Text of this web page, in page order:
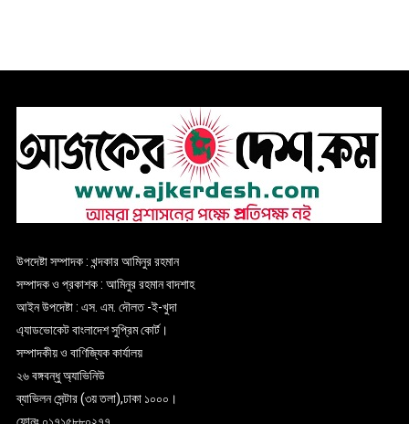
উপদেষ্টা সম্পাদক : খন্দকার আমিনুর রহমান
সম্পাদক ও প্রকাশক : আমিনুর রহমান বাদশাহ
আইন উপদেষ্টা : এস. এম. দৌলত -ই-খুদা
এ্যাডভোকেট বাংলাদেশ সুপ্রিম কোর্ট।
সম্পাদকীয় ও বাণিজ্যিক কার্যালয়
২৬ বঙ্গবন্ধু অ্যাভিনিউ
ব্যাভিলন সেন্টার (৩য় তলা),ঢাকা ১০০০।